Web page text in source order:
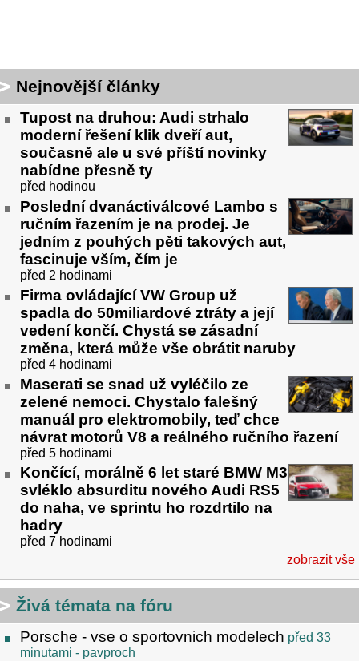
Nejnovější články
Tupost na druhou: Audi strhalo
moderní řešení klik dveří aut,
současně ale u své příští novinky
nabídne přesně ty
před hodinou
Poslední dvanáctiválcové Lambo s
ručním řazením je na prodej. Je
jedním z pouhých pěti takových aut,
fascinuje vším, čím je
před 2 hodinami
Firma ovládající VW Group už
spadla do 50miliardové ztráty a její
vedení končí. Chystá se zásadní
změna, která může vše obrátit naruby
před 4 hodinami
Maserati se snad už vyléčilo ze
zelené nemoci. Chystalo falešný
manuál pro elektromobily, teď chce
návrat motorů V8 a reálného ručního řazení
před 5 hodinami
Končící, morálně 6 let staré BMW M3
svléklo absurditu nového Audi RS5
do naha, ve sprintu ho rozdrtilo na
hadry
před 7 hodinami
zobrazit vše
Živá témata na fóru
Porsche - vse o sportovnich modelech před 33
minutami - pavproch